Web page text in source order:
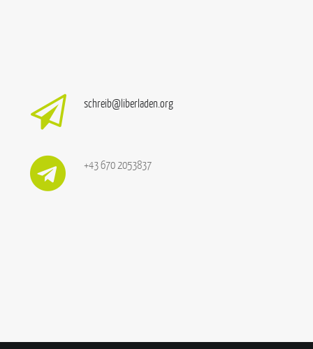
schreib@liberladen.org
+43 670 2053837